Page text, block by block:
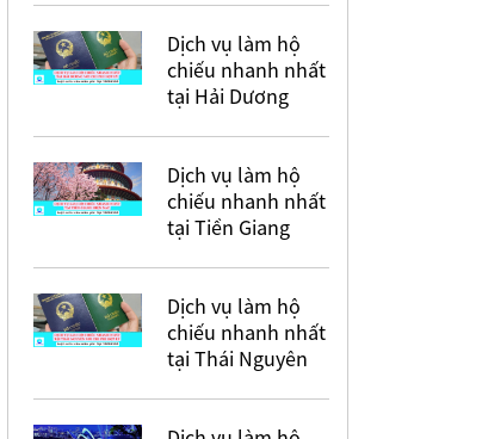
Dịch vụ làm hộ
chiếu nhanh nhất
tại Hải Dương
Dịch vụ làm hộ
chiếu nhanh nhất
tại Tiền Giang
Dịch vụ làm hộ
chiếu nhanh nhất
tại Thái Nguyên